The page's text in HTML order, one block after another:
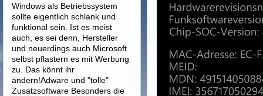
Windows als Betriebssystem
sollte eigentlich schlank und
funktional sein. Ist es meist
auch, es sei denn, Hersteller
und neuerdings auch Microsoft
selbst pflastern es mit Werbung
zu. Das könnt ihr
ändern!Adware und "tolle"
Zusatzsoftware Besonders die